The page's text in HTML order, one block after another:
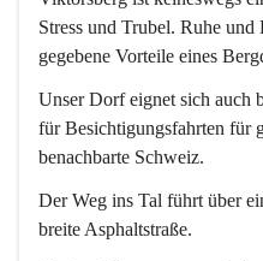
Stress und Trubel. Ruhe und
gegebene Vorteile eines
Unser Dorf eignet sich auch
für Besichtigungsfahrten für
benachbarte Schweiz.
Der Weg ins Tal führt über
breite Asphaltstraße.